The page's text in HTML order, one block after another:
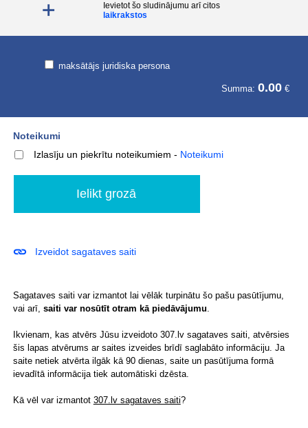
Ievietot šo sludinājumu arī citos
laikrakstos
maksātājs juridiska persona
Summa: 0.00€
Noteikumi
Izlasīju un piekrītu noteikumiem - Noteikumi
Izveidot sagataves saiti
Sagataves saiti var izmantot lai vēlāk turpinātu šo pašu pasūtījumu,
vai arī, saiti var nosūtīt otram kā piedāvājumu
Ikvienam, kas atvērs Jūsu izveidoto 307.lv sagataves saiti, atvērsies
šis lapas atvērums ar saites izveides brīdī saglabāto informāciju. Ja
saite netiek atvērta ilgāk kā 90 dienas, saite un pasūtījuma formā
ievadītā informācija tiek automātiski dzēsta.
Kā vēl var izmantot 307.lv sagataves saiti?